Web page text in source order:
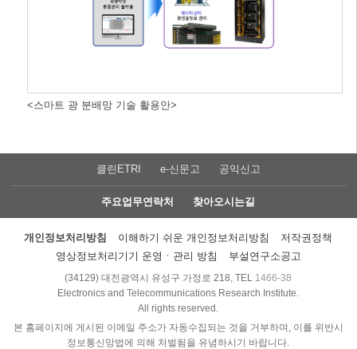
<스마트 광 분배망 기술 활용안>
클린ETRI e-신문고 공익신고
주요업무연락처 찾아오시는길
개인정보처리방침 이해하기 쉬운 개인정보처리방침
저작권정책
영상정보처리기기 운영ㆍ관리 방침
부설연구소공고
(34129) 대전광역시 유성구 가정로 218, TEL 1466-38
Electronics and Telecommunications Research Institute.
All rights reserved.
본 홈페이지에 게시된 이메일 주소가 자동수집되는 것을 거부하며, 이를 위반시
정보통신망법에 의해 처벌됨을 유념하시기 바랍니다.